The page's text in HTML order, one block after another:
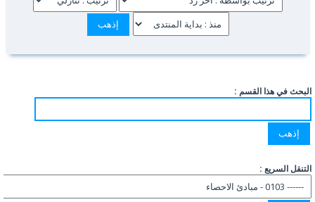
البحث في هذا القسم :
التنقل السريع :